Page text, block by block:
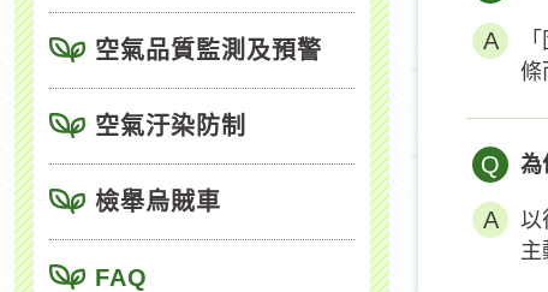
空氣品質監測及預警
空氣汙染防制
檢舉烏賊車
FAQ
條
Q 為
以
主